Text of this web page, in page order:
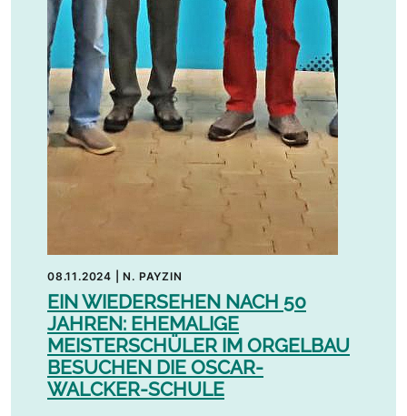
08.11.2024 |N. PAYZIN
EIN WIEDERSEHEN NACH 50
JAHREN: EHEMALIGE
MEISTERSCHÜLER IM ORGELBAU
BESUCHEN DIE OSCAR-
WALCKER-SCHULE